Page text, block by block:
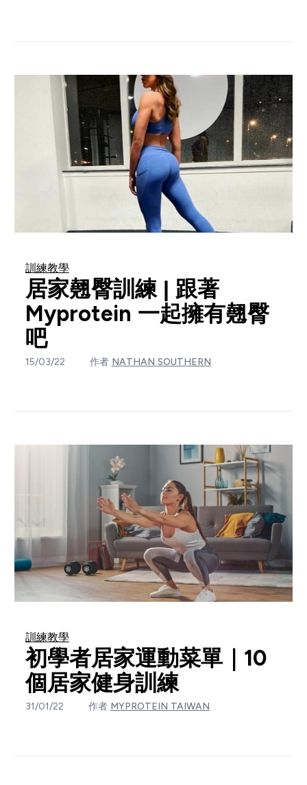
訓練教學
居家翹臀訓練 | 跟著
Myprotein 一起擁有翹臀
吧
15/03/22 作者 NATHAN SOUTHERN
訓練教學
初學者居家運動菜單｜10
個居家健身訓練
31/01/22 作者 MYPROTEIN TAIWAN